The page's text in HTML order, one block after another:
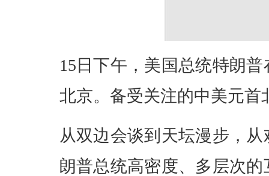
15日下午，美国总统特朗
北京。备受关注的中美元首
从双边会谈到天坛漫步，
朗普总统高密度、多层次